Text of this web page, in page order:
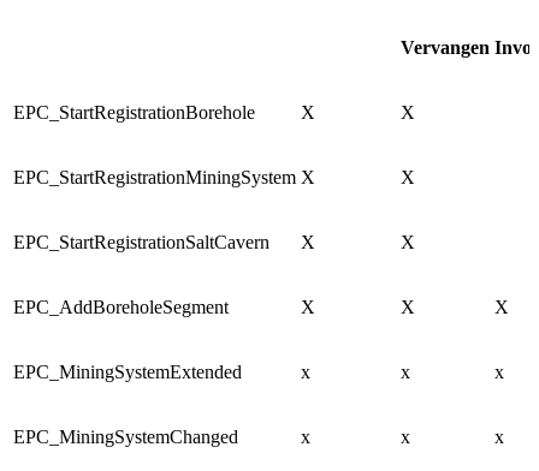
Vervangen
EPC_StartRegistrationBorehole X X
EPC_StartRegistrationMiningSystem X X
EPC_StartRegistrationSaltCavern X X
EPC_AddBoreholeSegment X X X
EPC_MiningSystemExtended x x x
EPC_MiningSystemChanged x x x